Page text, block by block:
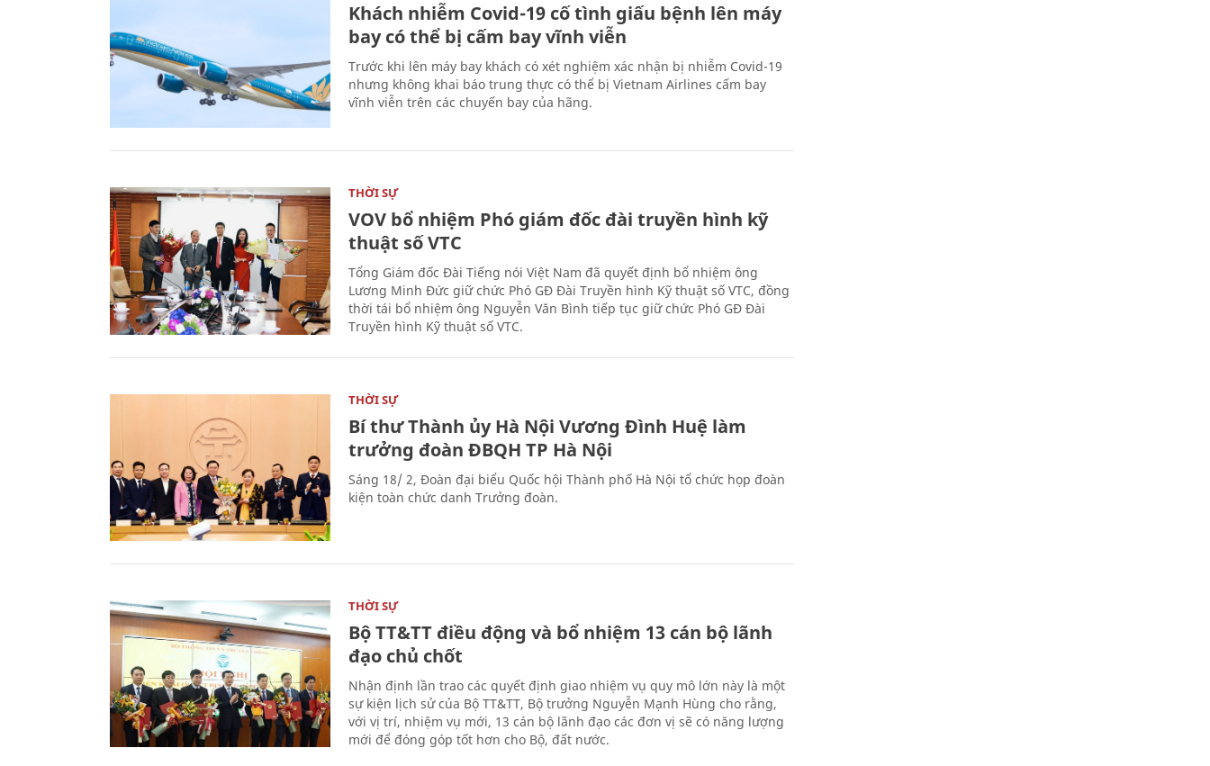
Khách nhiễm Covid-19 cố tình giấu bệnh lên máy
bay có thể bị cấm bay vĩnh viễn
Trước khi lên máy bay khách có xét nghiệm xác nhận bị nhiễm Covid-19
nhưng không khai báo trung thực có thể bị Vietnam Airlines cấm bay
vĩnh viễn trên các chuyến bay của hãng.
THỜI SỰ
VOV bổ nhiệm Phó giám đốc đài truyền hình kỹ
thuật số VTC
Tổng Giám đốc Đài Tiếng nói Việt Nam đã quyết định bổ nhiệm ông
Lương Minh Đức giữ chức Phó GĐ Đài Truyền hình Kỹ thuật số VTC, đồng
thời tái bổ nhiệm ông Nguyễn Văn Bình tiếp tục giữ chức Phó GĐ Đài
Truyền hình Kỹ thuật số VTC.
THỜI SỰ
Bí thư Thành ủy Hà Nội Vương Đình Huệ làm
trưởng đoàn ĐBQH TP Hà Nội
Sáng 18/ 2, Đoàn đại biểu Quốc hội Thành phố Hà Nội tổ chức họp đoàn
kiện toàn chức danh Trưởng đoàn.
THỜI SỰ
Bộ TT&TT điều động và bổ nhiệm 13 cán bộ lãnh
đạo chủ chốt
Nhận định lần trao các quyết định giao nhiệm vụ quy mô lớn này là một
sự kiện lịch sử của Bộ TT&TT, Bộ trưởng Nguyễn Mạnh Hùng cho rằng,
với vị trí, nhiệm vụ mới, 13 cán bộ lãnh đạo các đơn vị sẽ có năng lượng
mới để đóng góp tốt hơn cho Bộ, đất nước.